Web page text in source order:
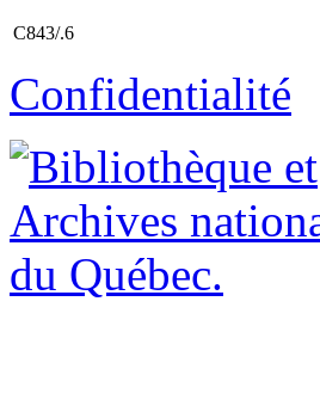
C843/.6
Confidentialité